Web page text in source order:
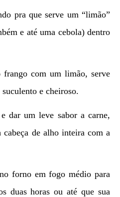
pra que serve um “limão”
e até uma cebola) dentro
frango com um limão, serve
e cheiroso.
dar um leve sabor a carne,
cabeça de alho inteira com a
forno em fogo médio para
duas horas ou até que sua